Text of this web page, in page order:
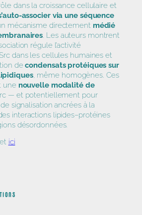
dans la croissance cellulaire et
associer via une séquence
mécanisme directement médié
. Les auteurs montrent
régule l’activité
dans les cellules humaines et
decondensats protéiques sur
, même homogènes. Ces
une nouvelle modalité de
— et potentiellement pour
signalisation ancrées à la
interactions lipides–protéines
désordonnées.
ici